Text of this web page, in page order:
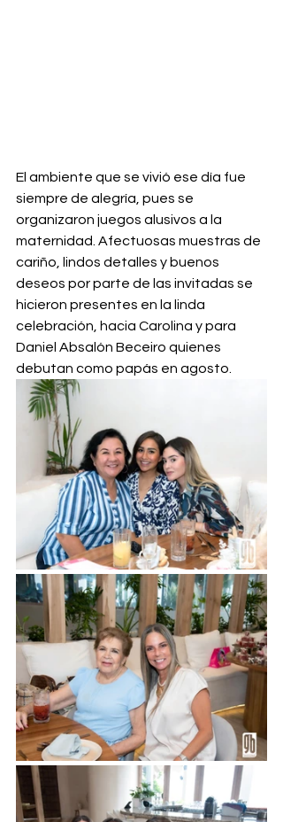
El ambiente que se vivió ese día fue
siempre de alegría, pues se
organizaron juegos alusivos a la
maternidad. Afectuosas muestras de
cariño, lindos detalles y buenos
deseos por parte de las invitadas se
hicieron presentes en la linda
celebración, hacia Carolina y para
Daniel Absalón Beceiro quienes
debutan como papás en agosto.